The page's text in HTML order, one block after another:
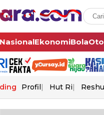
NasionalEkonomiBola
Profil Hut Ri